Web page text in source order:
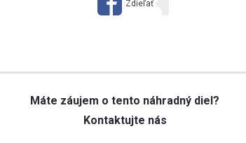
Máte záujem o tento náhradný diel?
Kontaktujte nás